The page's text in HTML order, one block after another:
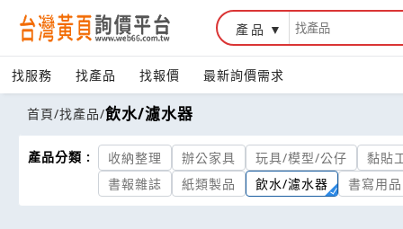
產品
找服務 找產品 找報價 最新詢價需求
首頁/找產品/飲水/濾水器
產品分類 : 收納整理 辦公家具 玩具/模型/公仔
黏貼
書報雜誌
紙類製品 飲水/濾水器 書寫用品